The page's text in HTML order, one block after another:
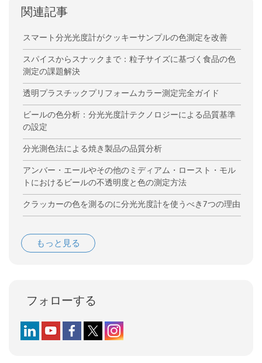
関連記事
スマート分光光度計がクッキーサンプルの色測定を改善
スパイスからスナックまで：粒子サイズに基づく食品の色
測定の課題解決
透明プラスチックプリフォームカラー測定完全ガイド
ビールの色分析：分光光度計テクノロジーによる品質基準
の設定
分光測色法による焼き製品の品質分析
アンバー・エールやその他のミディアム・ロースト・モル
トにおけるビールの不透明度と色の測定方法
クラッカーの色を測るのに分光光度計を使うべき7つの理由
もっと見る
フォローする
Follow us on LinkedIn
Follow us on YouTube
Follow us on Facebook
Follow us on X (formerly Twitter)
Follow us on Instagram